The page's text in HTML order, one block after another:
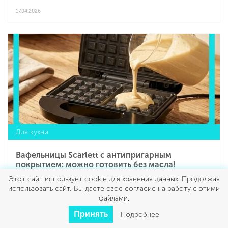
готовки и нюансы, которые отличают удачное
17.04.2026
Подробнее
Для кухни
Вафельницы Scarlett с антипригарным
покрытием: можно готовить без масла!
Вафельницы с антипригарным покрытием Scarlett —
решение для тех, кто ценит скорость приготовления и
контроль над составом блюд. Техника ориентирована на
повседневное использование: компактные размеры,
Этот сайт использует cookie для хранения данных. Продолжая
использовать сайт, Вы даете свое согласие на работу с этими
файлами.
Принять Подробнее